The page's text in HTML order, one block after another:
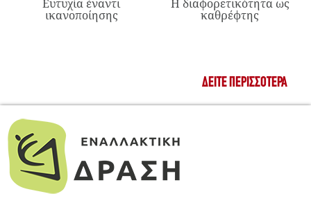
Ευτυχία έναντι
ικανοποίησης
Η διαφορετικότητα ως
καθρέφτης
ΔΕΊΤΕ ΠΕΡΙΣΣΌΤΕΡΑ